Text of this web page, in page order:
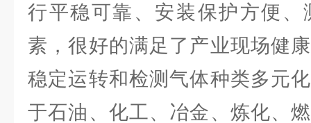
行平稳可靠、安装保护方便、
素，很好的满足了产业现场健
稳定运转和检测气体种类多元
于石油、化工、冶金、炼化、